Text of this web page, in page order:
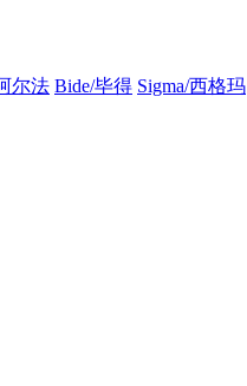
尔法 Bide/毕得 Sigma/西格玛